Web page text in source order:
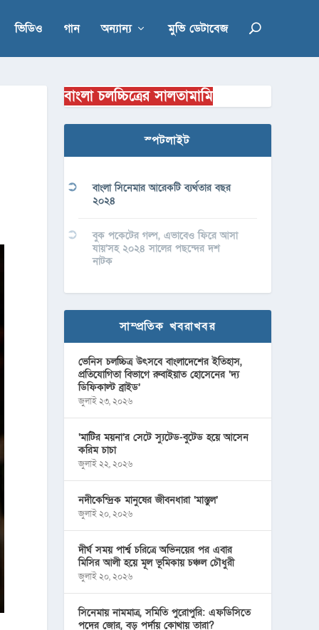
ভিডিও গান অন্যান্য মুভি ডেটাবেজ
বাংলা চলচ্চিত্রের সালতামামি
স্পটলাইট
বাংলা সিনেমার আরেকটি ব্যর্থতার বছর
২০২৪
বুক পকেটের গল্প, এভাবেও ফিরে আসা
যায়’সহ ২০২৪ সালের পছন্দের দশ
নাটক
সাম্প্রতিক খবরাখবর
ভেনিস চলচ্চিত্র উৎসবে বাংলাদেশের ইতিহাস,
প্রতিযোগিতা বিভাগে রুবাইয়াত হোসেনের ‘দ্য
ডিফিকাল্ট ব্রাইড’
জুলাই ২৩, ২০২৬
‘মাটির ময়না’র সেটে স্যুটেড-বুটেড হয়ে আসেন
করিম চাচা
জুলাই ২২, ২০২৬
নদীকেন্দ্রিক মানুষের জীবনধারা ‘মাস্তুল’
জুলাই ২০, ২০২৬
দীর্ঘ সময় পার্শ্ব চরিত্রে অভিনয়ের পর এবার
মিসির আলী হয়ে মূল ভূমিকায় চঞ্চল চৌধুরী
জুলাই ২০, ২০২৬
সিনেমায় নামমাত্র, সমিতি পুরোপুরি: এফডিসিতে
পদের জোর, বড় পর্দায় কোথায় তারা?